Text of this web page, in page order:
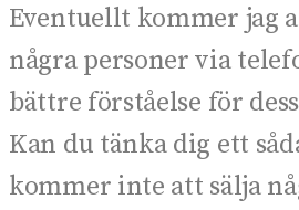
Eventuellt kommer jag
några personer via
bättre förståelse för
Kan du tänka dig ett
kommer inte att sälja